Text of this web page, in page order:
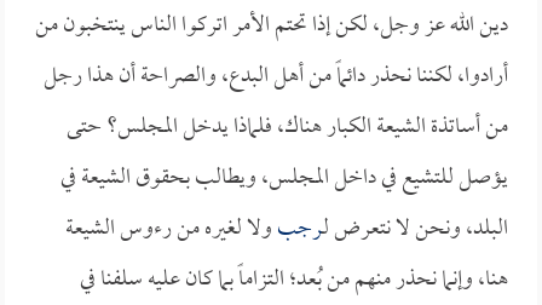
دين الله عز وجل، لكن إذا تحتم الأمر اتركوا الناس ينتخبون من
أرادوا، لكننا نحذر دائماً من أهل البدع، والصراحة أن هذا رجل
من أساتذة الشيعة الكبار هناك، فلماذا يدخل المجلس؟ حتى
يؤصل للتشيع في داخل المجلس، ويطالب بحقوق الشيعة في
البلد، ونحن لا نتعرض لـرجبولا لغيره من رءوس الشيعة
هنا، وإنما نحذر منهم من بُعد؛ التزاماً بما كان عليه سلفنا في